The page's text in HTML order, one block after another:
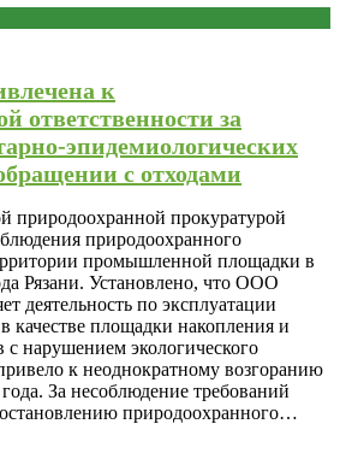
к
ответственности за
эпидемиологических
с отходами
природоохранной прокуратурой
природоохранного
промышленной площадки в
Рязани. Установлено, что ООО
деятельность по эксплуатации
качестве площадки накопления и
с нарушением экологического
к неоднократному возгоранию
За несоблюдение требований
природоохранного…